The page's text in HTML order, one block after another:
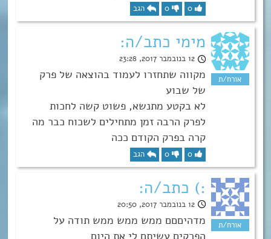
0
0 הגב
מימי כתב/ה:
12 בנובמבר 2017, 23:28
מקווה שתחזרו לעמוד בהוצאה של פרק
של שבוע
לא בקטע מתנשא, פשוט קשה לחכות
לפרק הרבה זמן מתחילים לשכוח כבר מה
קרה בפרק הקודם ככה
0
0 הגב
:) כתב/ה:
12 בנובמבר 2017, 20:50
מדהיםםם ממש ממש ממש תודה על